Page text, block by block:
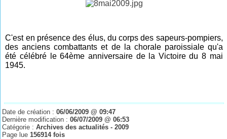
C'est en présence des élus, du corps des sapeurs-pompiers,
des anciens combattants et de la chorale paroissiale qu'a
été célébré le 64ème anniversaire de la Victoire du 8 mai
1945.
Date de création :06/06/2009 @ 09:47
Dernière modification :06/07/2009 @ 06:53
Catégorie :Archives des actualités - 2009
Page lue 156914 fois